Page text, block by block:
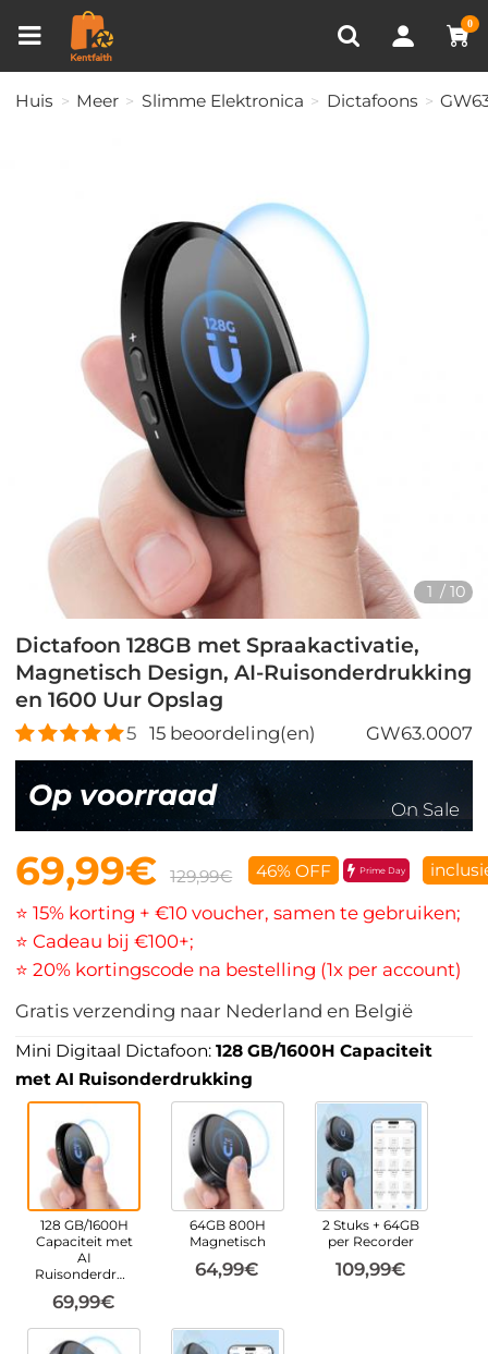
0
RECENT BEKEKEN
Huis Meer Slimme Elektronica Dictafoons
1 /10
Dictafoon 128GB met Spraakactivatie,
Magnetisch Design, AI-Ruisonderdrukking
en 1600 Uur Opslag
5 15beoordeling(en) GW63.0007
Op voorraad On Sale
69,99€ 129,99€ 46% OFF Prime Day
⭐ 15% korting + €10 voucher, samen te gebruiken;
⭐ Cadeau bij €100+;
⭐ 20% kortingscode na bestelling (1x per account)
Gratis verzending naar Nederland en België
Mini Digitaal Dictafoon:128 GB/1600H Capaciteit
met AI Ruisonderdrukking
128 GB/1600H
Capaciteit met
AI
Ruisonderdrukking
69,99€
64GB 800H
Magnetisch
64,99€
2 Stuks + 64GB
per Recorder
109,99€